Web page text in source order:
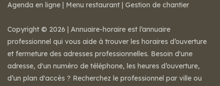
Agenda en ligne | Menu restaurant | Gestion de chantier
Copyright © 2026 | Annuaire-horaire est l’annuaire
professionnel qui vous aide à trouver les horaires d’ouverture
et fermeture des adresses professionnelles. Besoin d'une
adresse, d'un numéro de téléphone, les heures d’ouverture,
d’un plan d'accès ? Recherchez le professionnel par ville ou